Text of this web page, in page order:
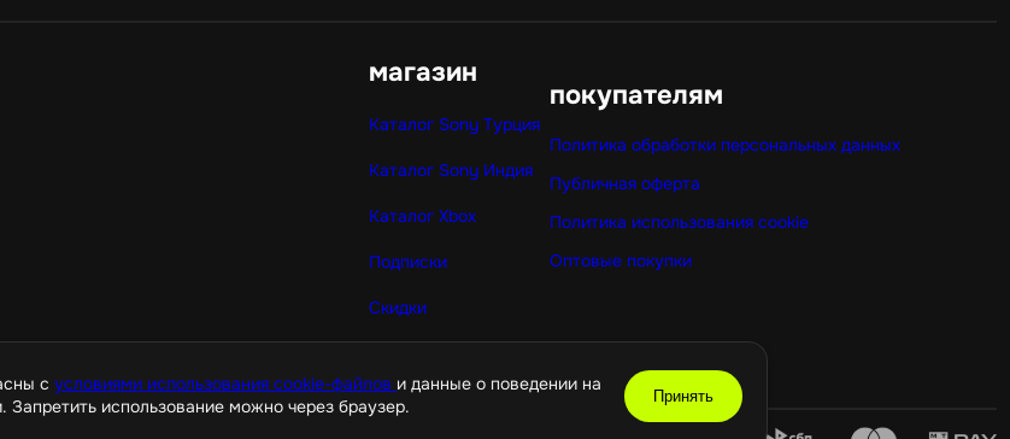
с условиями использования cookie-файлов и данные о поведении на
Запретить использование можно через браузер.
Принять
магазин
Каталог Sony Турция
Каталог Sony Индия
Каталог Xbox
Подписки
Скидки
покупателям
Политика обработки персональных данных
Публичная оферта
Политика использования cookie
Оптовые покупки